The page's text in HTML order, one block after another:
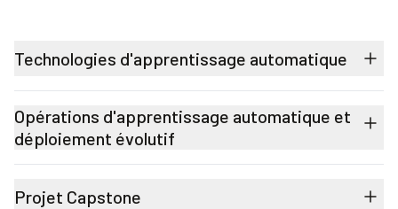
Technologies d'apprentissage automatique
Opérations d'apprentissage automatique et
déploiement évolutif
Projet Capstone